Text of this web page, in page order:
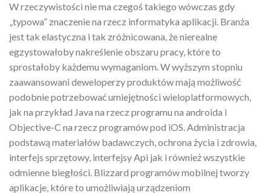
W rzeczywistości nie ma czegoś takiego wówczas gdy
„typowa” znaczenie na rzecz informatyka aplikacji. Branża
jest tak elastyczna i tak zróżnicowana, że ​​nierealne
egzystowałoby nakreślenie obszaru pracy, które to
sprostałoby każdemu wymaganiom. W wyższym stopniu
zaawansowani deweloperzy produktów mają możliwość
podobnie potrzebować umiejętności wieloplatformowych,
jak na przykład Java na rzecz programu na androida i
Objective-C na rzecz programów pod iOS. Administracja
podstawą materiałów badawczych, ochrona życia i zdrowia,
interfejs sprzętowy, interfejsy Api jak i również wszystkie
odmienne biegłości. Blizzard programów mobilnej tworzy
aplikacje, które to umożliwiają urządzeniom